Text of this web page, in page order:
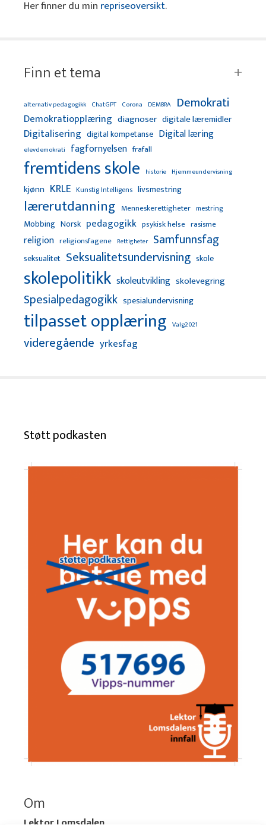
Her finner du min repriseoversikt.
Finn et tema
alternativ pedagogikk ChatGPT Corona DEMBRA Demokrati
Demokratiopplæring diagnoser digitale læremidler
Digitalisering digital kompetanse Digital læring
elevdemokrati fagfornyelsen frafall
fremtidens skole historie Hjemmeundervisning
kjønn KRLE Kunstig Intelligens livsmestring
lærerutdanning Menneskerettigheter mestring
Mobbing Norsk pedagogikk psykisk helse rasisme
religion religionsfagene Rettigheter Samfunnsfag
seksualitet Seksualitetsundervisning skole
skolepolitikk skoleutvikling skolevegring
Spesialpedagogikk spesialundervisning
tilpasset opplæring Valg2021
videregående yrkesfag
Støtt podkasten
Om